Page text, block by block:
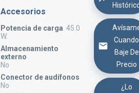
Accesorios
Potencia de carga 45.0
W.
Almacenamiento
externo
No
Conector de audífonos
No
Cuando
Baje De
Precio
¿Lo